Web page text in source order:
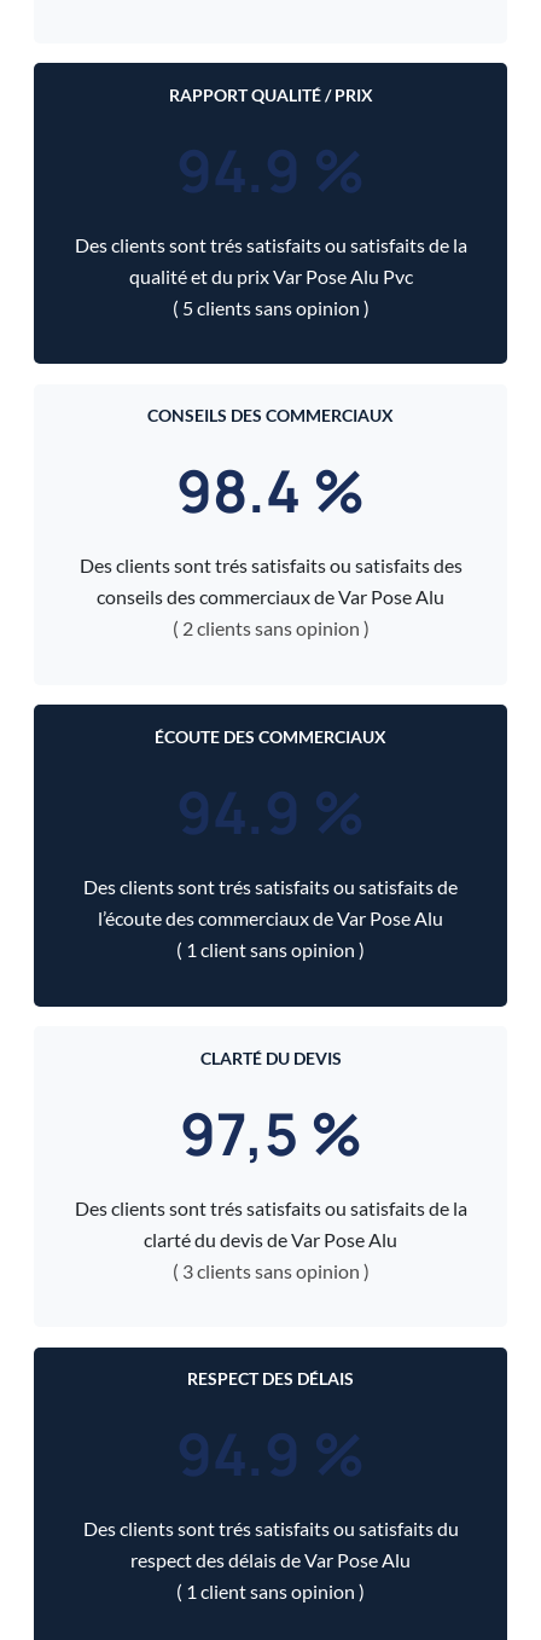
RAPPORT QUALITÉ / PRIX
94.9 %
Des clients sont trés satisfaits ou satisfaits de la
qualité et du prix Var Pose Alu Pvc
( 5 clients sans opinion )
CONSEILS DES COMMERCIAUX
98.4 %
Des clients sont trés satisfaits ou satisfaits des
conseils des commerciaux de Var Pose Alu
( 2 clients sans opinion )
ÉCOUTE DES COMMERCIAUX
94.9 %
Des clients sont trés satisfaits ou satisfaits de
l’écoute des commerciaux de Var Pose Alu
( 1 client sans opinion )
CLARTÉ DU DEVIS
97,5 %
Des clients sont trés satisfaits ou satisfaits de la
clarté du devis de Var Pose Alu
( 3 clients sans opinion )
RESPECT DES DÉLAIS
94.9 %
Des clients sont trés satisfaits ou satisfaits du
respect des délais de Var Pose Alu
( 1 client sans opinion )